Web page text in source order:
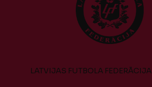
LATVIJAS FUTBOLA FEDERĀCIJA